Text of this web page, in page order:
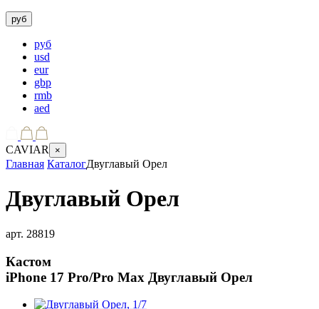
руб
руб
usd
eur
gbp
rmb
aed
CAVIAR ×
Главная КаталогДвуглавый Орел
Двуглавый Орел
арт. 28819
Кастом
iPhone 17 Pro/Pro Max Двуглавый Орел